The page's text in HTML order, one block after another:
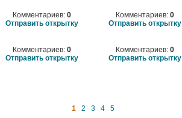
Комментариев: 0
Отправить открытку
Комментариев: 0
Отправить открытку
Комментариев: 0
Отправить открытку
Комментариев: 0
Отправить открытку
1 2 3 4
5